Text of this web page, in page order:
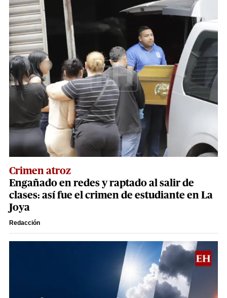
Crimen atroz
Engañado en redes y raptado al salir de
clases: así fue el crimen de estudiante en La
Joya
Redacción